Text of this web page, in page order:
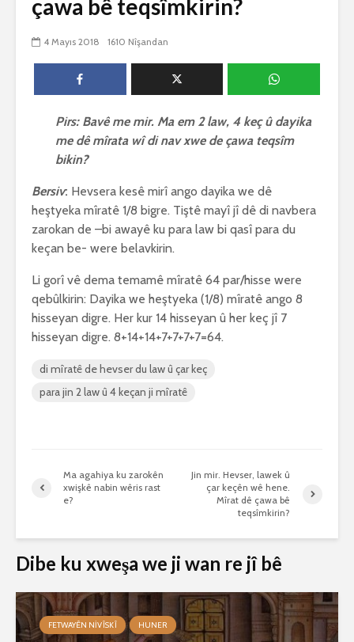
çawa bê teqsîmkirin?
4 Mayıs 2018 1610 Nîşandan
Pirs: Bavê me mir. Ma em 2 law, 4 keç û dayika
me dê mîrata wî di nav xwe de çawa teqsîm
bikin?
Bersiv: Hevsera kesê mirî ango dayika we dê
heştyeka mîratê 1/8 bigre. Tiştê mayî jî dê di navbera
zarokan de –bi awayê ku para law bi qasî para du
keçan be- were belavkirin.
Li gorî vê dema temamê mîratê 64 par/hisse were
qebûlkirin: Dayika we heştyeka (1/8) mîratê ango 8
hisseyan digre. Her kur 14 hisseyan û her keç jî 7
hisseyan digre. 8+14+14+7+7+7+7=64.
di mîratê de hevser du law û çar keç
para jin 2 law û 4 keçan ji mîratê
Ma agahiya ku zarokên
xwişkê nabin wêris rast
e?
Jin mir. Hevser, lawek û
çar keçên wê hene.
Mîrat dê çawa bê
teqsîmkirin?
Dibe ku xweşa we ji wan re jî bê
FETWAYÊN NIVÎSKÎ HUNER
2543 Nîşandan
Him kişandina
cigareyê him jî
xwarinên birûn ji bo
tendirustiya
Gelo hukmê li ser
her duyan wek hev
3067 Nîşandan
teqez
bike û